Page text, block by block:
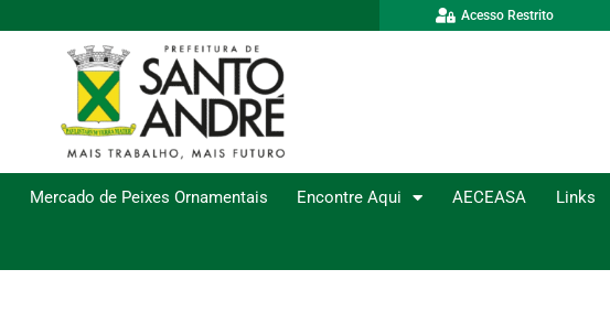
Acesso Restrito
Mercado de Peixes Ornamentais Encontre Aqui AECEASA Links